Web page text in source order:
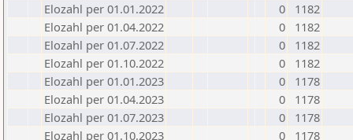
Elozahl per 01.01.2022
0
1182
Elozahl per 01.04.2022
0
1182
Elozahl per 01.07.2022
0
1182
Elozahl per 01.10.2022
0
1182
Elozahl per 01.01.2023
0
1178
Elozahl per 01.04.2023
0
1178
Elozahl per 01.07.2023
0
1178
Elozahl per 01.10.2023
0
1178